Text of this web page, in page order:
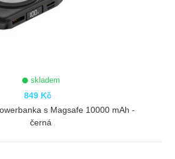
skladem
849 Kč
s Magsafe 10000 mAh -
černá